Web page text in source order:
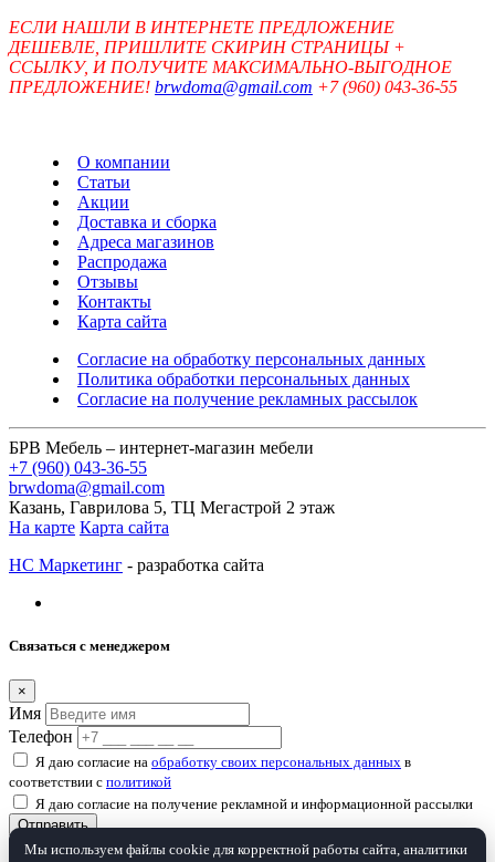
ЕСЛИ НАШЛИ В ИНТЕРНЕТЕ ПРЕДЛОЖЕНИЕ
ДЕШЕВЛЕ, ПРИШЛИТЕ СКИРИН СТРАНИЦЫ +
ССЫЛКУ, И ПОЛУЧИТЕ МАКСИМАЛЬНО-ВЫГОДНОЕ
ПРЕДЛОЖЕНИЕ! brwdoma@gmail.com +7 (960) 043-36-55
О компании
Статьи
Акции
Доставка и сборка
Адреса магазинов
Распродажа
Отзывы
Контакты
Карта сайта
Согласие на обработку персональных данных
Политика обработки персональных данных
Согласие на получение рекламных рассылок
БРВ Мебель – интернет-магазин мебели
+7 (960) 043-36-55
brwdoma@gmail.com
Казань, Гаврилова 5, ТЦ Мегастрой 2 этаж
На карте Карта сайта
НС Маркетинг - разработка сайта
Связаться с менеджером
×
Имя
Телефон
Я даю согласие на обработку своих персональных данных в
соответствии с политикой
Я даю согласие на получение рекламной и информационной рассылки
Отправить
Мы используем файлы cookie для корректной работы сайта, аналитики